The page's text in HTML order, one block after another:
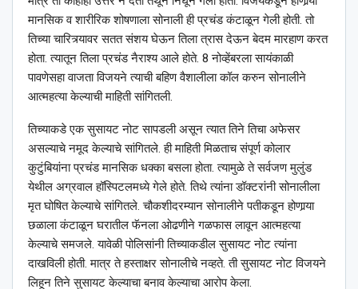
मानसिक व शारीरिक शोषणाला सोनाली ही प्रचंड कंटाळून गेली होती. तो
तिच्या चारित्र्यावर सतत संशय घेऊन तिला त्रास देऊन बेदम मारहाण करत
होता. त्यातून तिला प्रचंड नैराश्य आले होते. 8 नोव्हेंबरला सायंकाळी
पावणेसहा वाजता विजयने त्याची बहिण वैशालीला कॉल करुन सोनालीने
आत्महत्या केल्याची माहिती सांगितली.
तिच्याकडे एक सुसायट नोट सापडली असून त्यात तिने तिचा अफेसर
असल्याचे नमूद केल्याचे सांगितले. ही माहिती मिळताच संपूर्ण कोलार
कुटुंबियांना प्रचंड मानसिक धक्का बसला होता. त्यामुळे ते सर्वजण मुलुंड
येथील अग्रवाल हॉस्पिटलमध्ये गेले होते. तिथे त्यांना डॉक्टरांनी सोनालीला
मृत घोषित केल्याचे सांगितले. चौकशीदरम्यान सोनालीने पतीकडून होणार्‍या
छळाला कंटाळून घरातील फॅनला ओढणीने गळफास लावून आत्महत्या
केल्याचे समजले. यावेळी पोलिसांनी तिच्याकडील सुसायट नोट त्यांना
दाखविली होती. मात्र ते हस्ताक्षर सोनालीचे नव्हते. ती सुसायट नोट विजयने
लिहून तिने सुसायट केल्याचा बनाव केल्याचा आरोप केला.